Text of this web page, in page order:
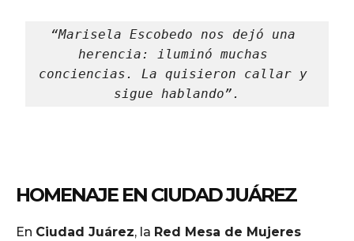
“Marisela Escobedo nos dejó una
herencia: iluminó muchas
conciencias. La quisieron callar y
sigue hablando”.
HOMENAJE EN CIUDAD JUÁREZ
En Ciudad Juárez, la Red Mesa de Mujeres